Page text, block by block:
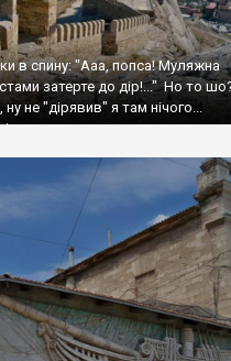
в спину: "Ааа, попса! Муляжна
затерте до дір!..." Но то
не "дірявив" я там нічого...